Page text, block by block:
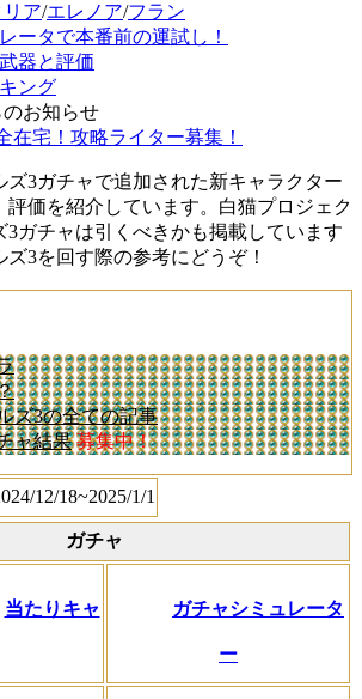
ア/エレノア/フラン
ータで本番前の運試し！
器と評価
ング
のお知らせ
在宅！攻略ライター募集！
ズ3ガチャで追加された新キャラクター
評価を紹介しています。白猫プロジェク
3ガチャは引くべきかも掲載しています
3を回す際の参考にどうぞ！
ズ3の全ての記事
ャ結果 募集中！
12/18~2025/1/1
ガチャ
当たりキャ ガチャシミュレータ
ー